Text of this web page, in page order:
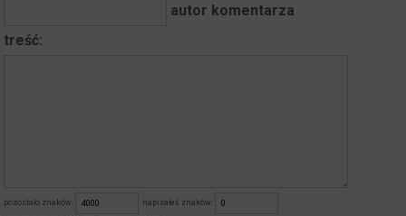
autor komentarza
treść:
pozostało znaków: napisałeś znaków: